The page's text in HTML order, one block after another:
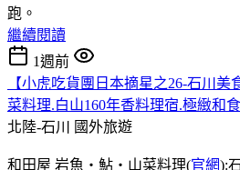
跑。
繼續閱讀
1週前
【小虎吃貨團日本摘星之26-石川
菜料理.白山160年香料理宿.極緻和
北陸-石川
國外旅遊
和田屋 岩魚・鮎・山菜料理(官網):